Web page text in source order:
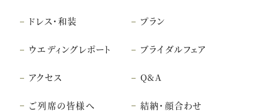
ドレス・和装 プラン
ウエディングレポート ブライダルフェア
アクセス Q&A
ご列席の皆様へ 結納・顔合わせ